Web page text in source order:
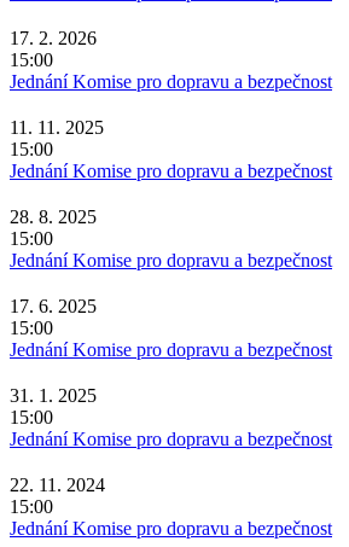
17. 2. 2026
15:00
Jednání Komise pro dopravu a bezpečnost
11. 11. 2025
15:00
Jednání Komise pro dopravu a bezpečnost
28. 8. 2025
15:00
Jednání Komise pro dopravu a bezpečnost
17. 6. 2025
15:00
Jednání Komise pro dopravu a bezpečnost
31. 1. 2025
15:00
Jednání Komise pro dopravu a bezpečnost
22. 11. 2024
15:00
Jednání Komise pro dopravu a bezpečnost